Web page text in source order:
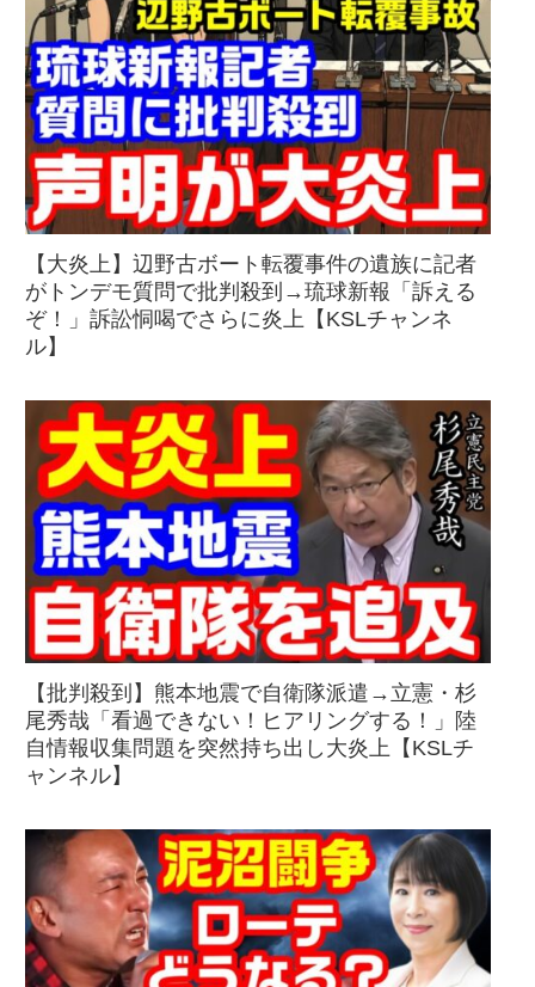
【大炎上】辺野古ボート転覆事件の遺族に記者
がトンデモ質問で批判殺到→琉球新報「訴える
ぞ！」訴訟恫喝でさらに炎上【KSLチャンネ
ル】
【批判殺到】熊本地震で自衛隊派遣→立憲・杉
尾秀哉「看過できない！ヒアリングする！」陸
自情報収集問題を突然持ち出し大炎上【KSLチ
ャンネル】